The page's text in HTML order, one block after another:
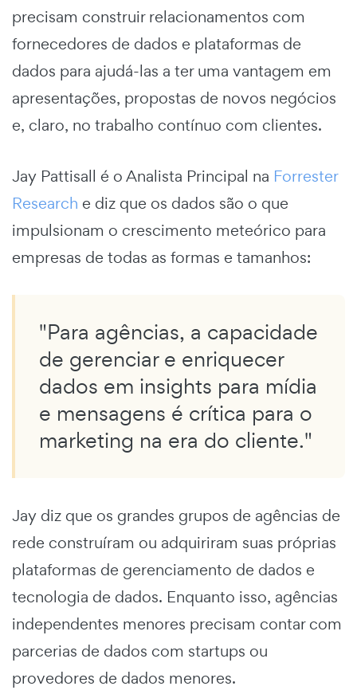
precisam construir relacionamentos com
fornecedores de dados e plataformas de
dados para ajudá-las a ter uma vantagem em
apresentações, propostas de novos negócios
e, claro, no trabalho contínuo com clientes.
Jay Pattisall é o Analista Principal na Forrester
Research e diz que os dados são o que
impulsionam o crescimento meteórico para
empresas de todas as formas e tamanhos:
"Para agências, a capacidade
de gerenciar e enriquecer
dados em insights para mídia
e mensagens é crítica para o
marketing na era do cliente."
Jay diz que os grandes grupos de agências de
rede construíram ou adquiriram suas próprias
plataformas de gerenciamento de dados e
tecnologia de dados. Enquanto isso, agências
independentes menores precisam contar com
parcerias de dados com startups ou
provedores de dados menores.